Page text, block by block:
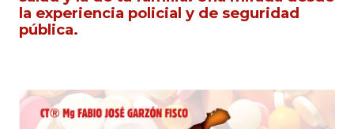
la experiencia policial y de seguridad
pública.